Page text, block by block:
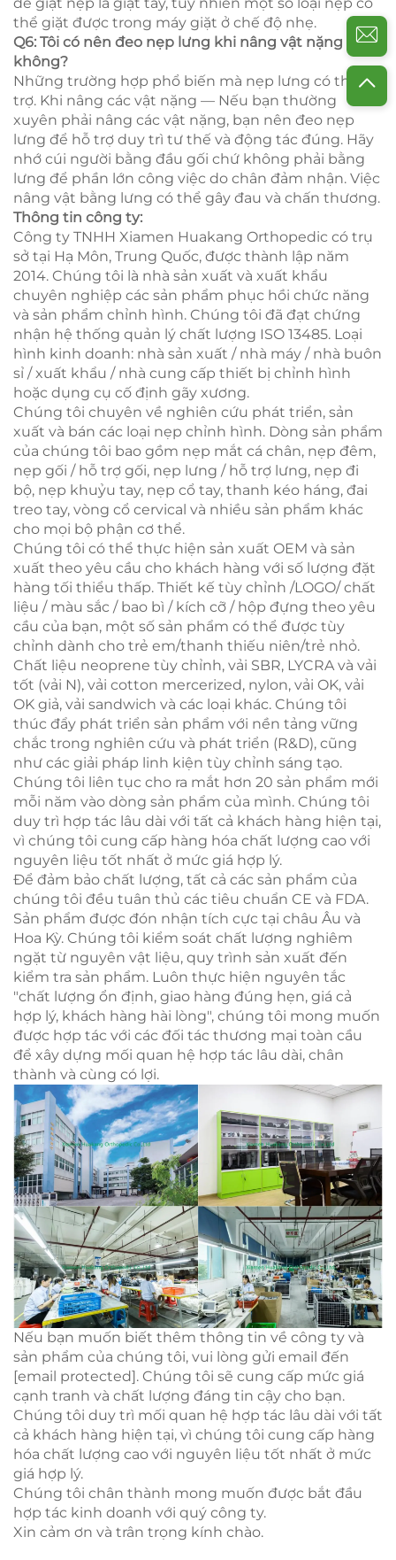
thể giặt được trong máy giặt ở chế độ nhẹ.
Q6: Tôi có nên đeo nẹp lưng khi nâng vật nặng
không?
Những trường hợp phổ biến mà nẹp lưng có thể hỗ
trợ. Khi nâng các vật nặng — Nếu bạn thường
xuyên phải nâng các vật nặng, bạn nên đeo nẹp
lưng để hỗ trợ duy trì tư thế và động tác đúng. Hãy
nhớ cúi người bằng đầu gối chứ không phải bằng
lưng để phần lớn công việc do chân đảm nhận. Việc
nâng vật bằng lưng có thể gây đau và chấn thương.
Thông tin công ty:
Công ty TNHH Xiamen Huakang Orthopedic có trụ
sở tại Hạ Môn, Trung Quốc, được thành lập năm
2014. Chúng tôi là nhà sản xuất và xuất khẩu
chuyên nghiệp các sản phẩm phục hồi chức năng
và sản phẩm chỉnh hình. Chúng tôi đã đạt chứng
nhận hệ thống quản lý chất lượng ISO 13485. Loại
hình kinh doanh: nhà sản xuất / nhà máy / nhà buôn
sỉ / xuất khẩu / nhà cung cấp thiết bị chỉnh hình
hoặc dụng cụ cố định gãy xương.
Chúng tôi chuyên về nghiên cứu phát triển, sản
xuất và bán các loại nẹp chỉnh hình. Dòng sản phẩm
của chúng tôi bao gồm nẹp mắt cá chân, nẹp đêm,
nẹp gối / hỗ trợ gối, nẹp lưng / hỗ trợ lưng, nẹp đi
bộ, nẹp khuỷu tay, nẹp cổ tay, thanh kéo háng, đai
treo tay, vòng cổ cervical và nhiều sản phẩm khác
cho mọi bộ phận cơ thể.
Chúng tôi có thể thực hiện sản xuất OEM và sản
xuất theo yêu cầu cho khách hàng với số lượng đặt
hàng tối thiểu thấp. Thiết kế tùy chỉnh /LOGO/ chất
liệu / màu sắc / bao bì / kích cỡ / hộp đựng theo yêu
cầu của bạn, một số sản phẩm có thể được tùy
chỉnh dành cho trẻ em/thanh thiếu niên/trẻ nhỏ.
Chất liệu neoprene tùy chỉnh, vải SBR, LYCRA và vải
tốt (vải N), vải cotton mercerized, nylon, vải OK, vải
OK giả, vải sandwich và các loại khác. Chúng tôi
thúc đẩy phát triển sản phẩm với nền tảng vững
chắc trong nghiên cứu và phát triển (R&D), cũng
như các giải pháp linh kiện tùy chỉnh sáng tạo.
Chúng tôi liên tục cho ra mắt hơn 20 sản phẩm mới
mỗi năm vào dòng sản phẩm của mình. Chúng tôi
duy trì hợp tác lâu dài với tất cả khách hàng hiện tại,
vì chúng tôi cung cấp hàng hóa chất lượng cao với
nguyên liệu tốt nhất ở mức giá hợp lý.
Để đảm bảo chất lượng, tất cả các sản phẩm của
chúng tôi đều tuân thủ các tiêu chuẩn CE và FDA.
Sản phẩm được đón nhận tích cực tại châu Âu và
Hoa Kỳ. Chúng tôi kiểm soát chất lượng nghiêm
ngặt từ nguyên vật liệu, quy trình sản xuất đến
kiểm tra sản phẩm. Luôn thực hiện nguyên tắc
"chất lượng ổn định, giao hàng đúng hẹn, giá cả
hợp lý, khách hàng hài lòng", chúng tôi mong muốn
được hợp tác với các đối tác thương mại toàn cầu
để xây dựng mối quan hệ hợp tác lâu dài, chân
thành và cùng có lợi.
Nếu bạn muốn biết thêm thông tin về công ty và
sản phẩm của chúng tôi, vui lòng gửi email đến
[email protected]. Chúng tôi sẽ cung cấp mức giá
cạnh tranh và chất lượng đáng tin cậy cho bạn.
Chúng tôi duy trì mối quan hệ hợp tác lâu dài với tất
cả khách hàng hiện tại, vì chúng tôi cung cấp hàng
hóa chất lượng cao với nguyên liệu tốt nhất ở mức
giá hợp lý.
Chúng tôi chân thành mong muốn được bắt đầu
hợp tác kinh doanh với quý công ty.
Xin cảm ơn và trân trọng kính chào.